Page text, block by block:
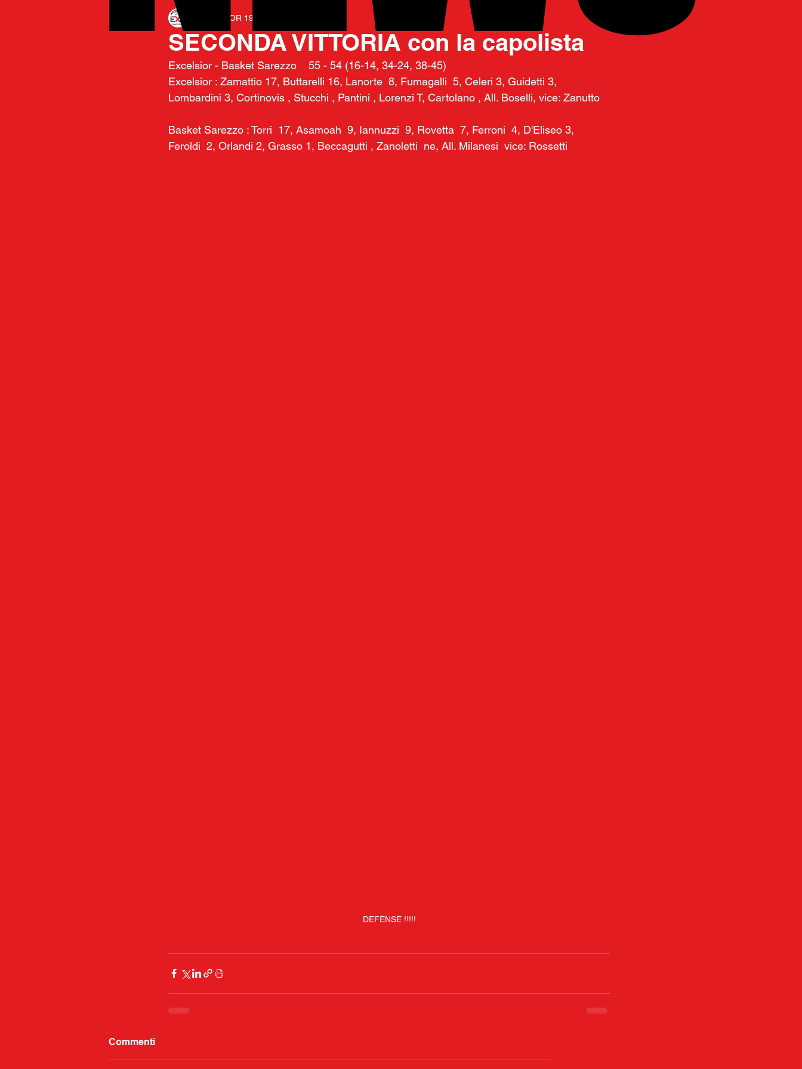
SECONDA VITTORIA con la capolista
EXCELSIOR 1975
Excelsior - Basket Sarezzo    55 - 54 (16-14, 34-24, 38-45)
Excelsior : Zamattio 17, Buttarelli 16, Lanorte  8, Fumagalli  5, Celeri 3, Guidetti 3,
Lombardini 3, Cortinovis , Stucchi , Pantini , Lorenzi T, Cartolano , All. Boselli, vice: Zanutto
Basket Sarezzo : Torri  17, Asamoah  9, Iannuzzi  9, Rovetta  7, Ferroni  4, D'Eliseo 3,
Feroldi  2, Orlandi 2, Grasso 1, Beccagutti , Zanoletti  ne, All. Milanesi  vice: Rossetti
DEFENSE !!!!!
Commenti